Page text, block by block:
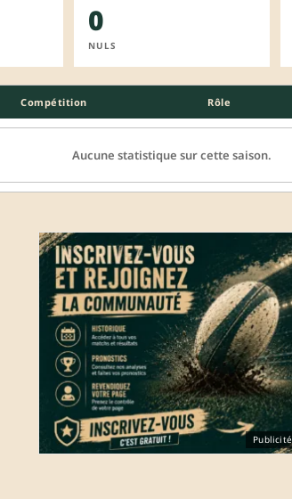
0
NULS
Compétition Rôle
Aucune statistique sur cette saison.
Publicité